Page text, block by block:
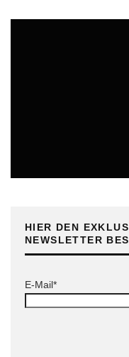
HIER DEN
NEWSLETTER
E-Mail*